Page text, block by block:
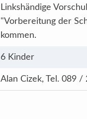
Linkshändige
"Vorbereitung der
kommen.
6 Kinder
Alan Cizek, Tel. 089